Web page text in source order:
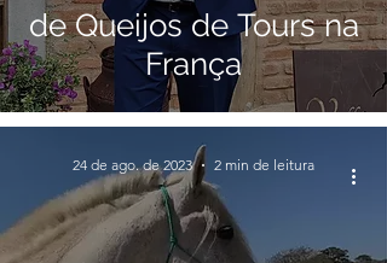
de Queijos de Tours na
França
24 de ago. de 2023 2 min de leitura